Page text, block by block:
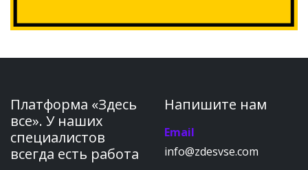
Платформа «Здесь
все». У наших
специалистов
всегда есть работа
Напишите нам
Email
info@zdesvse.com